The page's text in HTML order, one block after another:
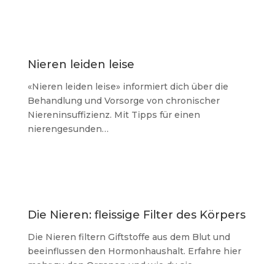
Nieren leiden leise
«Nieren leiden leise» informiert dich über die
Behandlung und Vorsorge von chronischer
Niereninsuffizienz. Mit Tipps für einen
nierengesunden…
Die Nieren: fleissige Filter des Körpers
Die Nieren filtern Giftstoffe aus dem Blut und
beeinflussen den Hormonhaushalt. Erfahre hier